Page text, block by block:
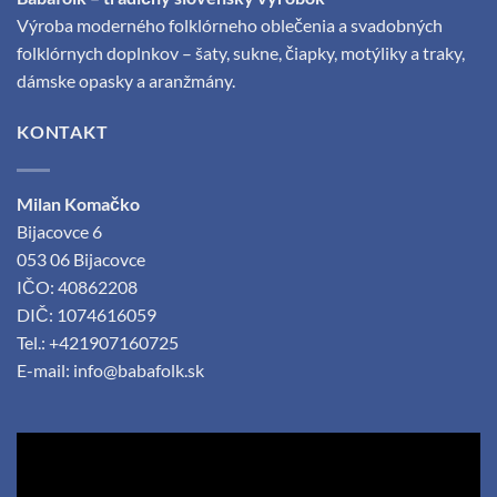
produktu.
Výroba moderného folklórneho oblečenia a svadobných
folklórnych doplnkov – šaty, sukne, čiapky, motýliky a traky,
dámske opasky a aranžmány.
KONTAKT
Milan Komačko
Bijacovce 6
053 06 Bijacovce
IČO: 40862208
DIČ: 1074616059
Tel.: +421907160725
E-mail: info@babafolk.sk